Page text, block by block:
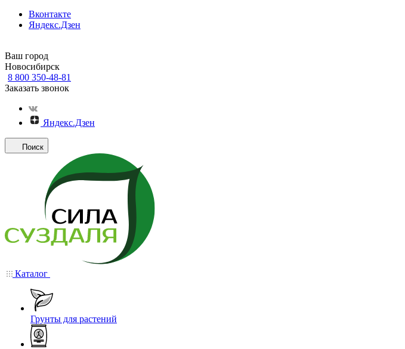
Вконтакте
Яндекс.Дзен
Ваш город
Новосибирск
8 800 350-48-81
Заказать звонок
Яндекс.Дзен
Поиск
Каталог
Грунты для растений